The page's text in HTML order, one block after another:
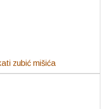
zubić mišića